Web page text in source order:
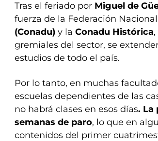
Tras el feriado por Miguel de
fuerza de la Federación
(Conadu) y la Conadu Histórica
gremiales del sector, se
estudios de todo el país.
Por lo tanto, en muchas
escuelas dependientes de las
no habrá clases en esos días. La
semanas de paro, lo que en
contenidos del primer